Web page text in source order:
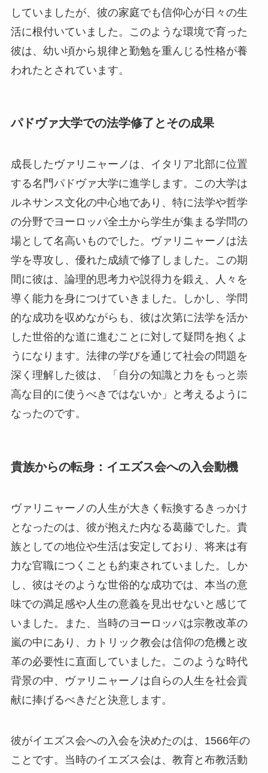
していましたが、彼の家庭でも信仰心が日々の生
活に根付いていました。このような環境で育った
彼は、幼い頃から規律と勤勉を重んじる性格が養
われたとされています。
パドヴァ大学での法学修了とその成果
成長したヴァリニャーノは、イタリア北部に位置
する名門パドヴァ大学に進学します。この大学は
ルネサンス文化の中心地であり、特に法学や哲学
の分野でヨーロッパ全土から学生が集まる学問の
場として名高いものでした。ヴァリニャーノは法
学を専攻し、優れた成績で修了しました。この期
間に彼は、論理的思考力や説得力を鍛え、人々を
導く能力を身につけていきました。しかし、学問
的な成功を収めながらも、彼は次第に法学を活か
した世俗的な道に進むことに対して疑問を抱くよ
うになります。法律の学びを通じて社会の問題を
深く理解した彼は、「自分の知識と力をもっと崇
高な目的に使うべきではないか」と考えるように
なったのです。
貴族からの転身：イエズス会への入会動機
ヴァリニャーノの人生が大きく転換するきっかけ
となったのは、彼が抱えた内なる葛藤でした。貴
族としての地位や生活は安定しており、将来は有
力な官職につくことも約束されていました。しか
し、彼はそのような世俗的な成功では、本当の意
味での満足感や人生の意義を見出せないと感じて
いました。また、当時のヨーロッパは宗教改革の
嵐の中にあり、カトリック教会は信仰の危機と改
革の必要性に直面していました。このような時代
背景の中、ヴァリニャーノは自らの人生を社会貢
献に捧げるべきだと決意します。
彼がイエズス会への入会を決めたのは、1566年の
ことです。当時のイエズス会は、教育と布教活動